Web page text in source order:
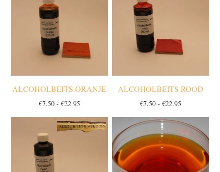
ALCOHOLBEITS ORANJE
€7.50 - €22.95Prijsklasse:
tot
ALCOHOLBEITS ROOD
€7.50 - €22.95Prijsklasse:
tot
€22.95